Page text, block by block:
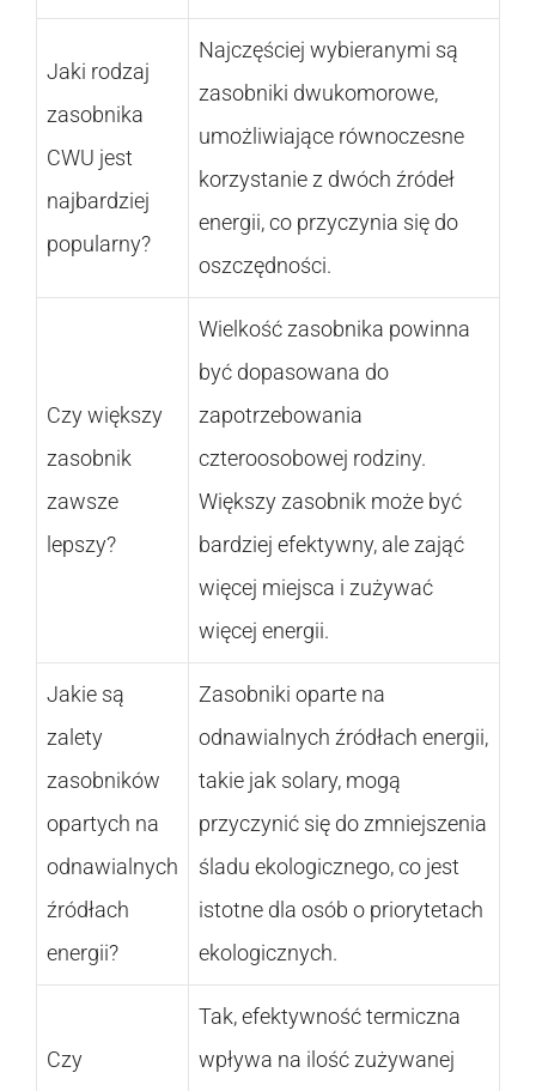
Jaki rodzaj
zasobnika
CWU jest
najbardziej
popularny?
Najczęściej wybieranymi są
zasobniki dwukomorowe,
umożliwiające równoczesne
korzystanie z dwóch źródeł
energii, co przyczynia się do
oszczędności.
Czy większy
zasobnik
zawsze
lepszy?
Wielkość zasobnika powinna
być dopasowana do
zapotrzebowania
czteroosobowej rodziny.
Większy zasobnik może być
bardziej efektywny, ale zająć
więcej miejsca i zużywać
więcej energii.
Jakie są
zalety
zasobników
opartych na
odnawialnych
źródłach
energii?
Zasobniki oparte na
odnawialnych źródłach energii,
takie jak solary, mogą
przyczynić się do zmniejszenia
śladu ekologicznego, co jest
istotne dla osób o priorytetach
ekologicznych.
Czy
Tak, efektywność termiczna
wpływa na ilość zużywanej